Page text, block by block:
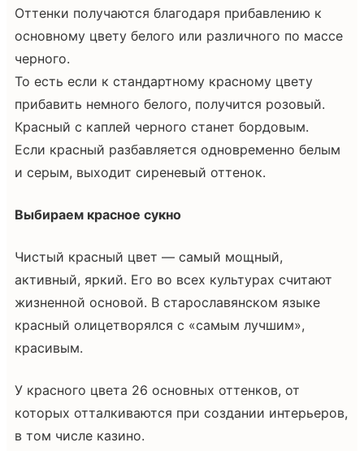
Оттенки получаются благодаря прибавлению к
основному цвету белого или различного по массе
черного.
То есть если к стандартному красному цвету
прибавить немного белого, получится розовый.
Красный с каплей черного станет бордовым.
Если красный разбавляется одновременно белым
и серым, выходит сиреневый оттенок.
Выбираем красное сукно
Чистый красный цвет — самый мощный,
активный, яркий. Его во всех культурах считают
жизненной основой. В старославянском языке
красный олицетворялся с «самым лучшим»,
красивым.
У красного цвета 26 основных оттенков, от
которых отталкиваются при создании интерьеров,
в том числе казино.